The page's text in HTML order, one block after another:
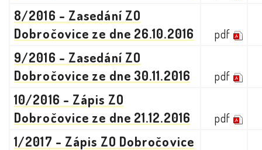
8/2016 - Zasedání ZO
Dobročovice ze dne 26.10.2016
pdf
9/2016 - Zasedání ZO
Dobročovice ze dne 30.11.2016
pdf
10/2016 - Zápis ZO
Dobročovice ze dne 21.12.2016
pdf
1/2017 - Zápis ZO Dobročovice